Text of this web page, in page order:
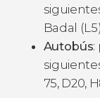
Badal
Autobús:
75, D20,